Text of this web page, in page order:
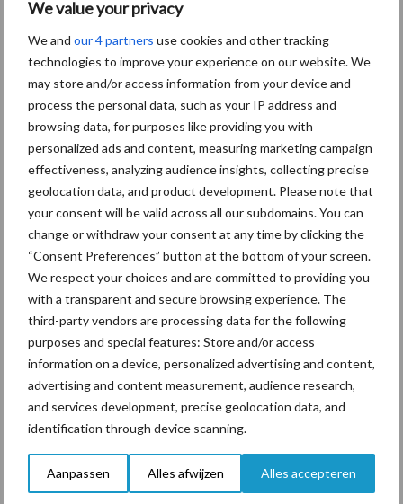
We value your privacy
We and our 4 partners use cookies and other tracking
technologies to improve your experience on our website. We
may store and/or access information from your device and
process the personal data, such as your IP address and
browsing data, for purposes like providing you with
personalized ads and content, measuring marketing campaign
effectiveness, analyzing audience insights, collecting precise
geolocation data, and product development. Please note that
your consent will be valid across all our subdomains. You can
change or withdraw your consent at any time by clicking the
“Consent Preferences” button at the bottom of your screen.
We respect your choices and are committed to providing you
with a transparent and secure browsing experience. The
third-party vendors are processing data for the following
purposes and special features: Store and/or access
information on a device, personalized advertising and content,
advertising and content measurement, audience research,
and services development, precise geolocation data, and
identification through device scanning.
Aanpassen Alles afwijzen Alles accepteren
Aanbevolen voor jou!
ForFarmers ziet volume en
marktaandeel groeien in
krimpende Nederlandse
markt
Tien praktische tips voor
een langere levensduur
“Vraag naar praktische
hygieneoplossingen is in
Polen groter dan ooit”
Themapagina's
Diergezondheid Bemesting Fokkerij